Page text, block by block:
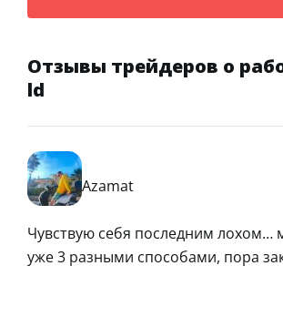
Отзывы трейдеров о
ld
Azamat
Чувствую себя последним лохом…
уже 3 разными способами, пора